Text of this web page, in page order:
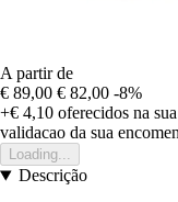
A partir de
€ 89,00 € 82,00 -8%
+€ 4,10 oferecidos na
validacao da sua
Loading...
Descrição